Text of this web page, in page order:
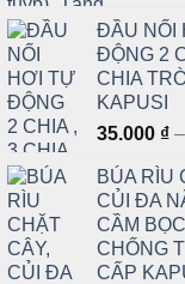
ĐẦU NỐI
ĐỘNG 2
CHIA
KAPUSI
35.000 ₫ –
BÚA RÌU
CỦI ĐA
CẦM
CHỐNG
CẤP